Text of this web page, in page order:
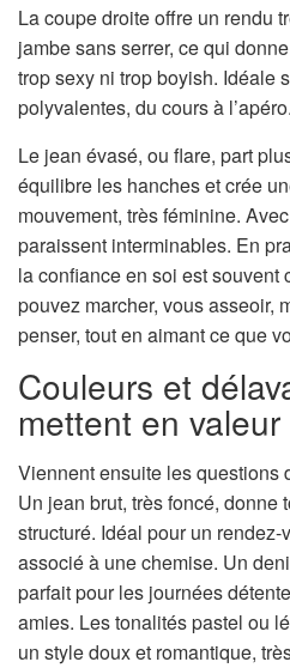
La coupe droite offre un rendu
jambe sans serrer, ce qui
trop sexy ni trop boyish. Idéale
polyvalentes, du cours à l’apéro.
Le jean évasé, ou flare, part
équilibre les hanches et crée
mouvement, très féminine.
paraissent interminables. En
la confiance en soi est
pouvez marcher, vous asseoir,
penser, tout en aimant ce que
Couleurs et
mettent en valeur
Viennent ensuite les questions
Un jean brut, très foncé, donne
structuré. Idéal pour un
associé à une chemise. Un
parfait pour les journées
amies. Les tonalités pastel ou
un style doux et romantique,